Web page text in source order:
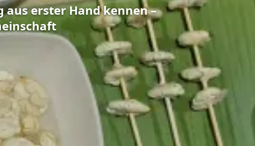
erster Hand kennen –